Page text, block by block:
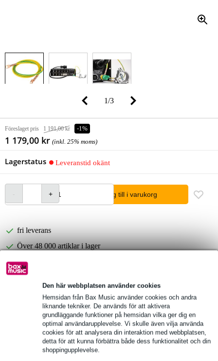
Den här webbplatsen använder cookies
Hemsidan från Bax Music använder cookies och andra
liknande tekniker. De används för att aktivera
grundläggande funktioner på hemsidan vilka ger dig en
optimal användarupplevelse. Vi skulle även vilja använda
cookies för att analysera din interaktion med webbplatsen,
detta för att kunna förbättra både dess funktionalitet och din
shoppingupplevelse.
1/3
Föreslaget pris 1 191,00 kr -1%
1 179,00 kr (inkl. 25% moms)
Lagerstatus Leveranstid okänt
lägg till i varukorg
fri leverans
Över 48 000 artiklar i lager
1 250 ledande varumärken
Välj 2 års extra garanti med fler andra exklusiva
fördelar!
58,95 kr engångsbetalning
Produktinformation
produkttyp: jordkabel för PowerCore-system